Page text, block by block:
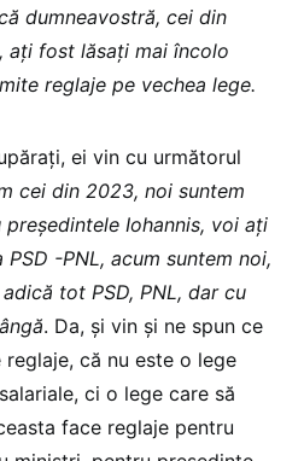
dumneavostră, cei din
ați fost lăsați mai încolo
reglaje pe vechea lege.
ei vin cu următorul
cei din 2023, noi suntem
Iohannis, voi ați
-PNL, acum suntem noi,
tot PSD, PNL, dar cu
. Da, și vin și ne spun ce
că nu este o lege
ci o lege care să
face reglaje pentru